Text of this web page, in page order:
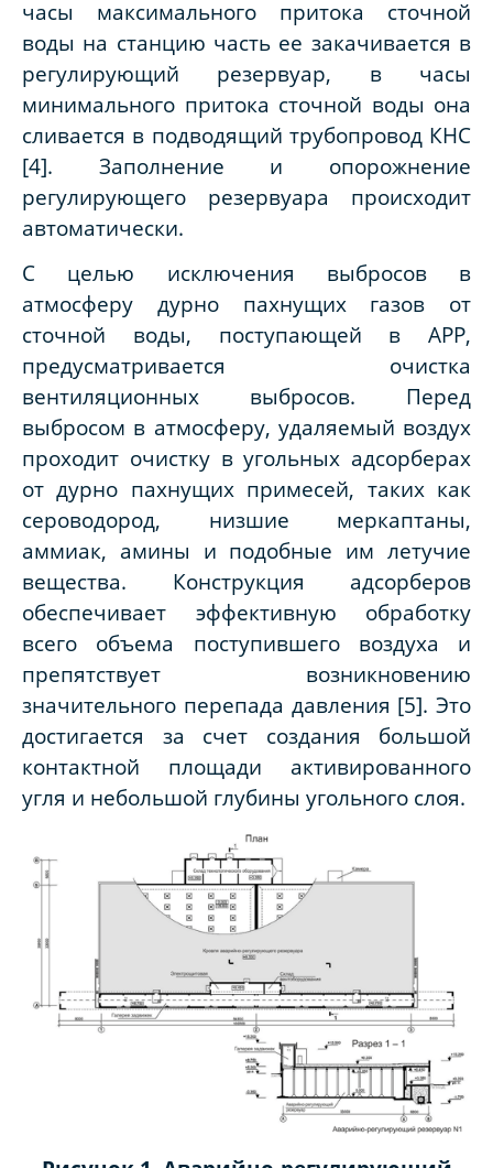
часы максимального притока сточной
воды на станцию часть ее закачивается в
регулирующий резервуар, в часы
минимального притока сточной воды она
сливается в подводящий трубопровод КНС
[4]. Заполнение и опорожнение
регулирующего резервуара происходит
автоматически.
С целью исключения выбросов в
атмосферу дурно пахнущих газов от
сточной воды, поступающей в АРР,
предусматривается очистка
вентиляционных выбросов. Перед
выбросом в атмосферу, удаляемый воздух
проходит очистку в угольных адсорберах
от дурно пахнущих примесей, таких как
сероводород, низшие меркаптаны,
аммиак, амины и подобные им летучие
вещества. Конструкция адсорберов
обеспечивает эффективную обработку
всего объема поступившего воздуха и
препятствует возникновению
значительного перепада давления [5]. Это
достигается за счет создания большой
контактной площади активированного
угля и небольшой глубины угольного слоя.